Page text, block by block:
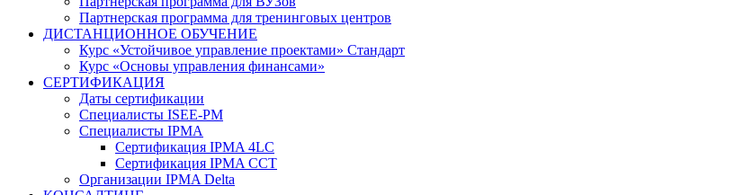
Партнерская программа для тренинговых центров
ДИСТАНЦИОННОЕ ОБУЧЕНИЕ
Курс «Устойчивое управление проектами» Стандарт
Курс «Основы управления финансами»
СЕРТИФИКАЦИЯ
Даты сертификации
Специалисты ISEE-PM
Специалисты IPMA
Сертификация IPMA 4LC
Сертификация IPMA CCT
Организации IPMA Delta